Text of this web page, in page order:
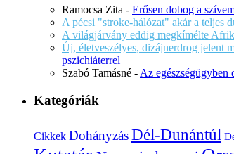
Ramocsa Zita - Erősen dobog a
A pécsi "stroke-hálózat" akár a teljes
A világjárvány eddig megkímélte
Új, életveszélyes, dizájnerdrog jelent
pszichiáterrel
Szabó Tamásné - Az
Kategóriák
Cikkek DohányzásDél-Dunántúl